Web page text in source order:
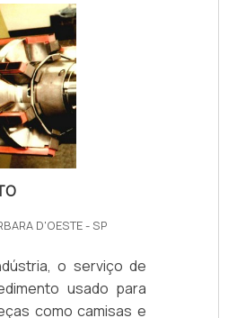
ou seja, o
pela peça é
fazer a retificação
alternativa par.
D'OESTE - SP
o serviço de
usado para
como camisas e